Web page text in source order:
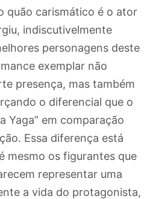
quão carismático é o ator
indiscutivelmente
personagens deste
exemplar não
presença, mas também
o diferencial que o
Yaga” em comparação
Essa diferença está
mesmo os figurantes que
representar uma
a vida do protagonista,